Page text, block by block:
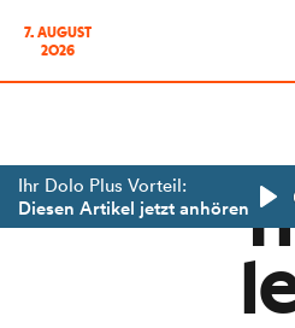
7. AUGUST
2026
Ihr Dolo Plus Vorteil:
Diesen Artikel jetzt anhören